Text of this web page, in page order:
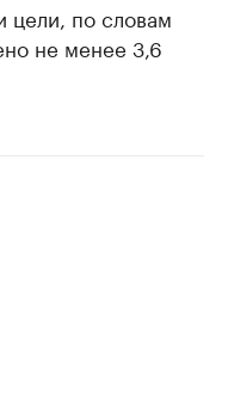
цели, по словам
не менее 3,6